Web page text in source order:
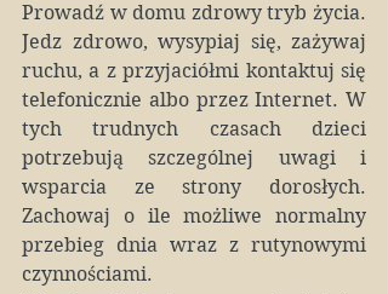
Prowadź w domu zdrowy tryb życia.
Jedz zdrowo, wysypiaj się, zażywaj
ruchu, a z przyjaciółmi kontaktuj się
telefonicznie albo przez Internet. W
tych trudnych czasach dzieci
potrzebują szczególnej uwagi i
wsparcia ze strony dorosłych.
Zachowaj o ile możliwe normalny
przebieg dnia wraz z rutynowymi
czynnościami.